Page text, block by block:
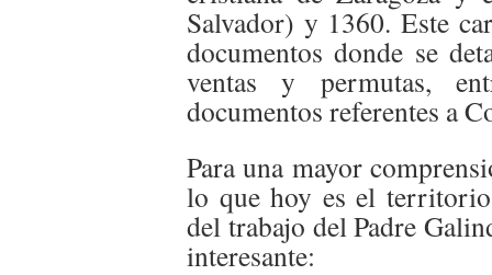
Salvador) y 1360. Este
documentos donde se
ventas y permutas,
documentos referentes a
Para una mayor
lo que hoy es el
del trabajo del Padre
interesante: